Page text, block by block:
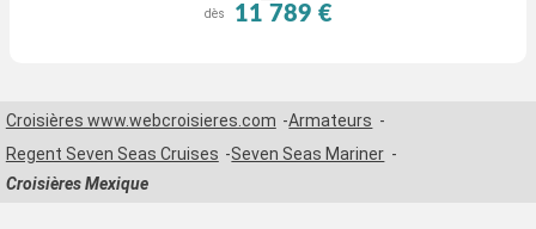
dès 11 789 €
Croisières www.webcroisieres.com
Armateurs
Regent Seven Seas Cruises
Seven Seas Mariner
Croisières Mexique